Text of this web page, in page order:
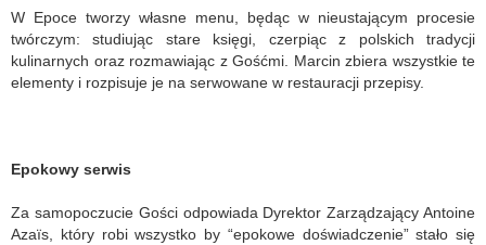
W Epoce tworzy własne menu, będąc w nieustającym procesie
twórczym: studiując stare księgi, czerpiąc z polskich tradycji
kulinarnych oraz rozmawiając z Gośćmi. Marcin zbiera wszystkie te
elementy i rozpisuje je na serwowane w restauracji przepisy.
Epokowy serwis
Za samopoczucie Gości odpowiada Dyrektor Zarządzający Antoine
Azaïs, który robi wszystko by “epokowe doświadczenie” stało się